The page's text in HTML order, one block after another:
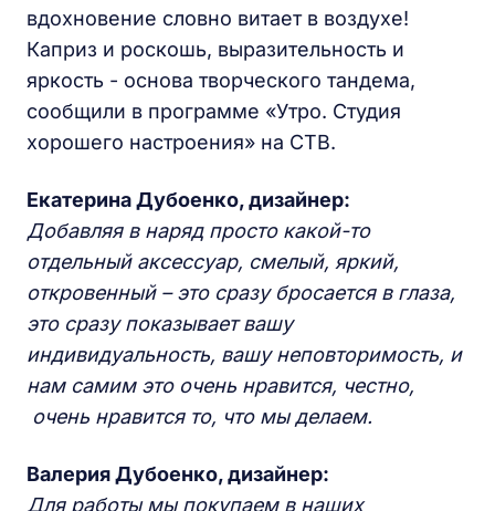
вдохновение словно витает в воздухе!
Каприз и роскошь, выразительность и
яркость - основа творческого тандема,
сообщили в программе «Утро. Студия
хорошего настроения» на СТВ.
Екатерина Дубоенко, дизайнер:
Добавляя в наряд просто какой-то
отдельный аксессуар, смелый, яркий,
откровенный – это сразу бросается в глаза,
это сразу показывает вашу
индивидуальность, вашу неповторимость, и
нам самим это очень нравится, честно,
очень нравится то, что мы делаем.
Валерия Дубоенко, дизайнер:
Для работы мы покупаем в наших